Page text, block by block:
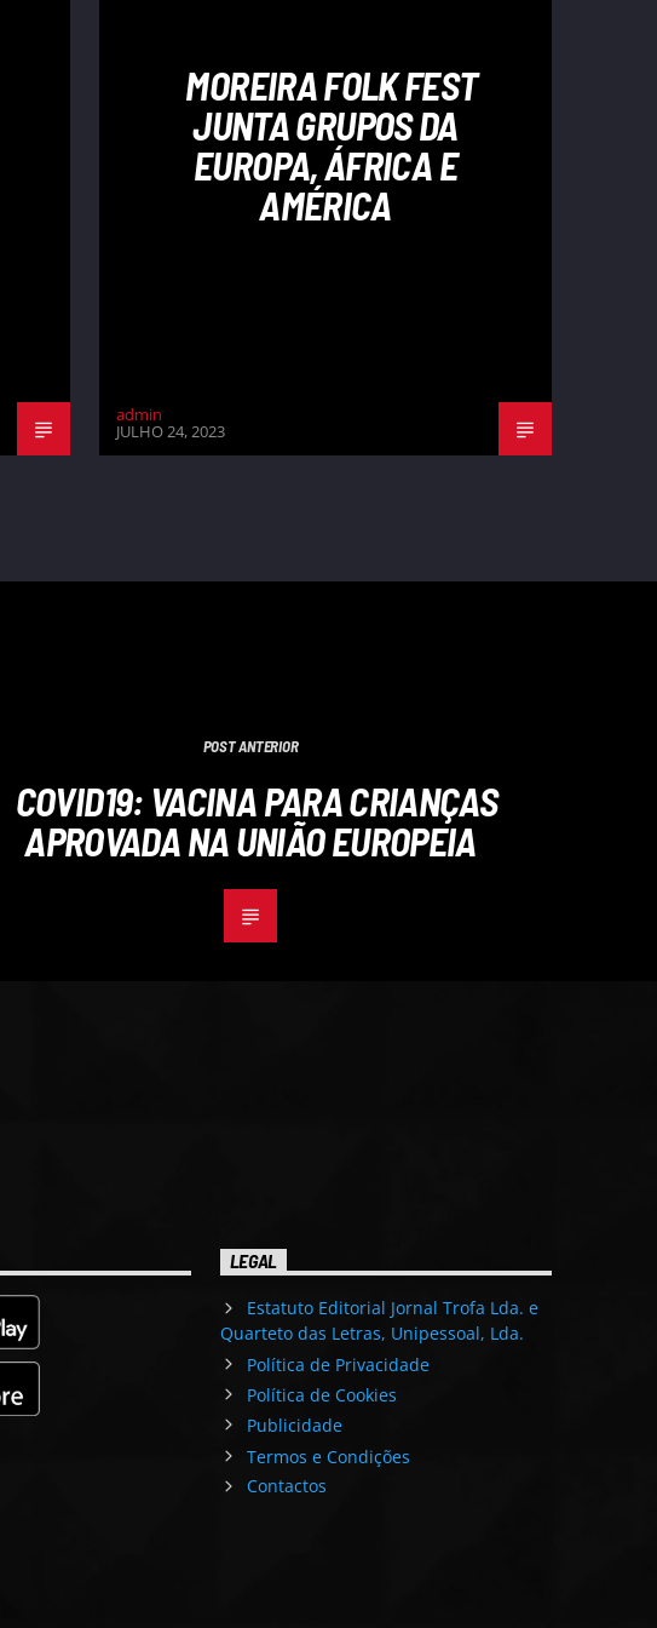
MOREIRA FOLK FEST
JUNTA GRUPOS DA
EUROPA, ÁFRICA E
AMÉRICA
admin
JULHO 24, 2023
POST ANTERIOR
COVID19: VACINA PARA CRIANÇAS
APROVADA NA UNIÃO EUROPEIA
LEGAL
Estatuto Editorial Jornal Trofa Lda. e
Quarteto das Letras, Unipessoal, Lda.
Política de Privacidade
Política de Cookies
Publicidade
Termos e Condições
Contactos